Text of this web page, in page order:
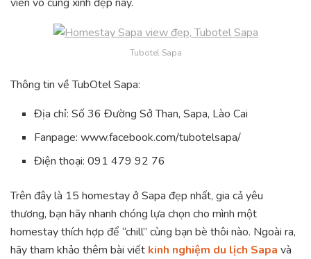
Tubotel Sapa
Thông tin về TubOtel Sapa:
Địa chỉ: Số 36 Đường Sở Than, Sapa, Lào Cai
Fanpage: www.facebook.com/tubotelsapa/
Điện thoại: 091 479 92 76
Trên đây là 15 homestay ở Sapa đẹp nhất, gia cả yêu
thương, bạn hãy nhanh chóng lựa chọn cho mình một
homestay thích hợp để “chill” cùng bạn bè thôi nào. Ngoài ra,
hãy tham khảo thêm bài viết kinh nghiệm du lịch Sapa và